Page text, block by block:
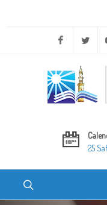
Facebook
25